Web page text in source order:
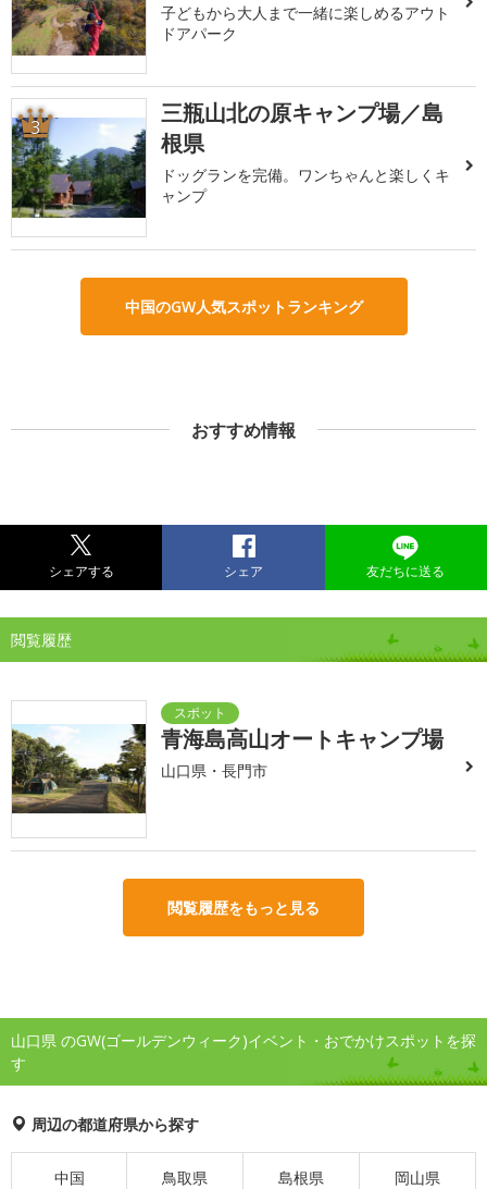
子どもから大人まで一緒に楽しめるアウト
ドアパーク
3
三瓶山北の原キャンプ場／島
根県
ドッグランを完備。ワンちゃんと楽しくキ
ャンプ
中国のGW人気スポットランキング
おすすめ情報
シェアする シェア 友だちに送る
閲覧履歴
青海島高山オートキャンプ場
山口県・長門市
閲覧履歴をもっと見る
山口県 のGW(ゴールデンウィーク)イベント・おでかけスポットを探
す
周辺の都道府県から探す
中国 鳥取県 島根県 岡山県